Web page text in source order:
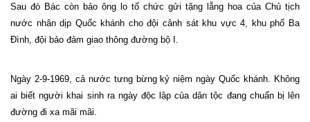
Sau đó Bác còn bảo ông lo tổ chức gửi tặng lẵng hoa của Chủ tịch
nước nhân dịp Quốc khánh cho đội cảnh sát khu vực 4, khu phố Ba
Đình, đội bảo đảm giao thông đường bộ I.
Ngày 2-9-1969, cả nước tưng bừng kỷ niệm ngày Quốc khánh. Không
ai biết người khai sinh ra ngày độc lập của dân tộc đang chuẩn bị lên
đường đi xa mãi mãi.